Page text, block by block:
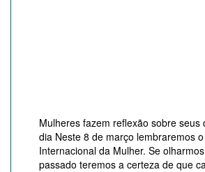
Mulheres fazem reflexão sobre seus
dia Neste 8 de março lembraremos
Internacional da Mulher. Se
passado teremos a certeza de que